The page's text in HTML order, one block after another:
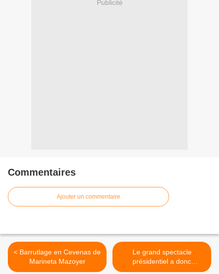
Publicité
Commentaires
Ajouter un commentaire
< Barrutlage en Cevenas de
Marineta Mazoyer
Le grand spectacle
présidentiel a donc
commencé >